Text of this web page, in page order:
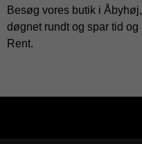
Besøg vores butik i
døgnet rundt og spar tid
Rent.